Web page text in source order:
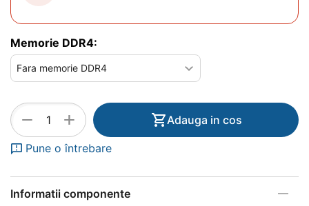
Memorie DDR4:
+
− Adauga in cos
Pune o întrebare
Informatii componente